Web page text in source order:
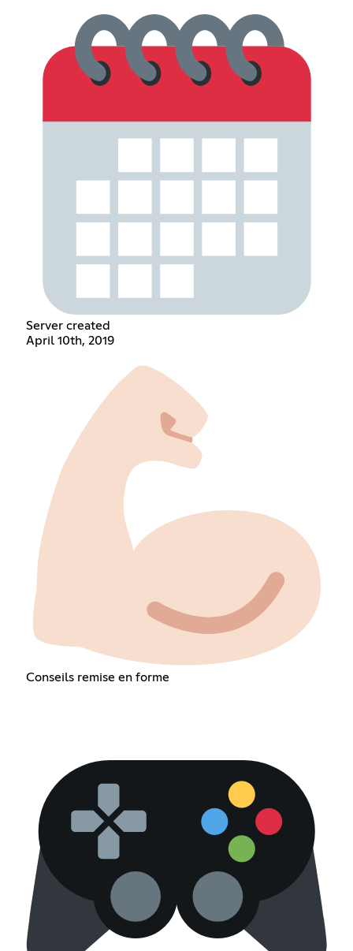
Server created
April 10th, 2019
Conseils remise en forme